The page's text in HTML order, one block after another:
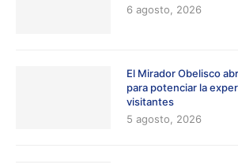
6 agosto, 2026
El Mirador Obelisco
para potenciar la
visitantes
5 agosto, 2026